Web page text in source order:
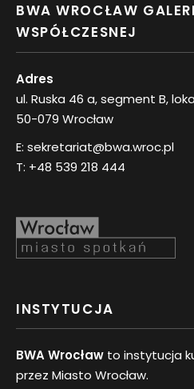
BWA WROCŁAW
WSPÓŁCZESNEJ
Adres
ul. Ruska 46 a, segment B,
50-079 Wrocław
E: sekretariat@bwa.wroc.pl
T: +48 539 218 444
INSTYTUCJA
BWA Wrocław to instytucja
przez Miasto Wrocław.